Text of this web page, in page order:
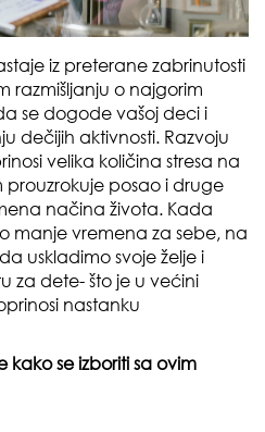
iz preterane zabrinutosti
razmišljanju o najgorim
se dogode vašoj deci i
dečijih aktivnosti. Razvoju
velika količina stresa na
posao i druge
načina života. Kada
manje vremena za sebe, na
uskladimo svoje želje i
za dete- što je u većini
nastanku
kako se izboriti sa ovim